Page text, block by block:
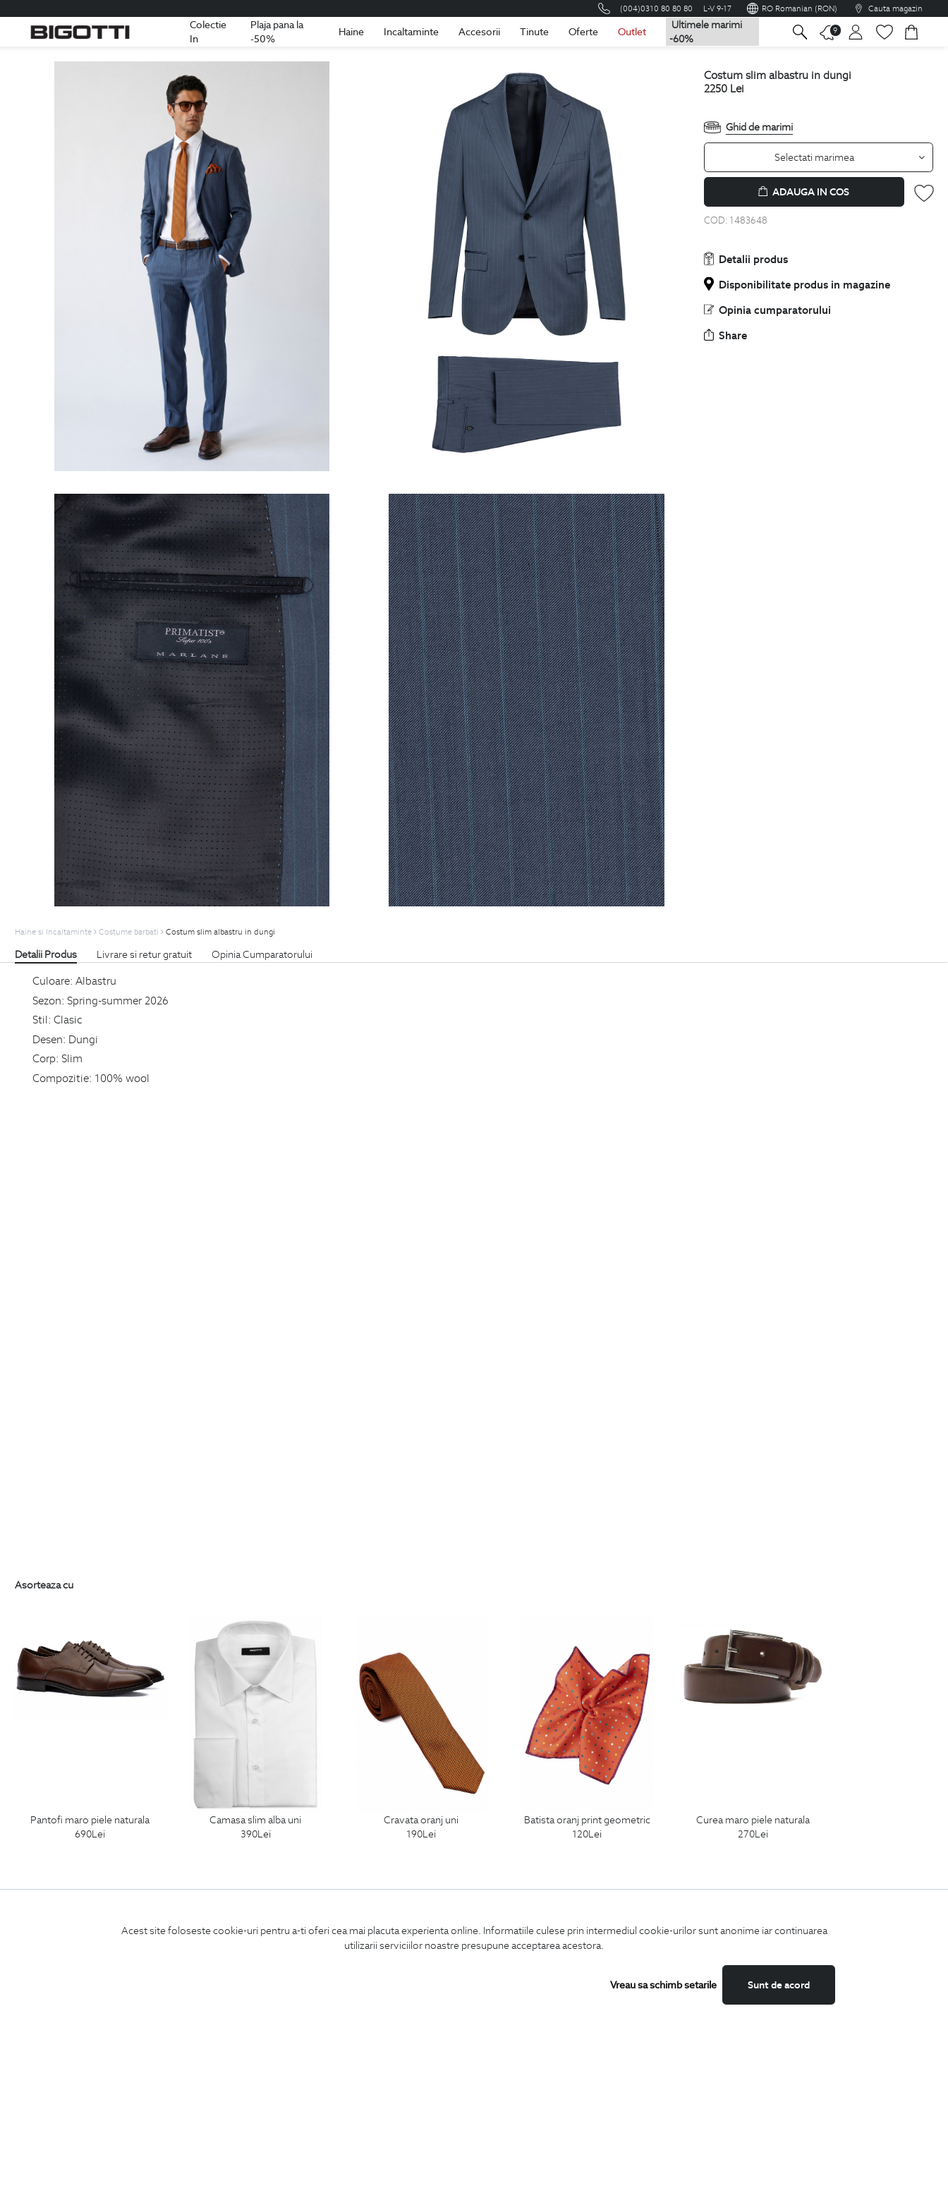
Acest site foloseste cookie-uri pentru a-ti oferi cea mai placuta experienta online. Informatiile culese prin intermediul cookie-urilor sunt anonime iar continuarea
utilizarii serviciilor noastre presupune acceptarea acestora.
Sunt de acord
Vreau sa schimb setarile
(004)0310 80 80 80 L-V 9-17 RO Romanian (RON) Cauta magazin
Colectie
In
Plaja pana la
-50%
Haine Incaltaminte Accesorii Tinute Oferte Outlet
Ultimele marimi
-60%
9
Romania Romana
costum slim albastru in dungi
2250 Lei
Ghid de marimi
Selectati marimea
ADAUGA IN COS
COD: 1483648
Detalii produs
Disponibilitate produs in magazine
Opinia cumparatorului
Share
Haine si Incaltaminte Costume barbati Costum slim albastru in dungi
Detalii Produs Livrare si retur gratuit Opinia Cumparatorului
Culoare: Albastru
Sezon: Spring-summer 2026
Stil: Clasic
Desen: Dungi
Corp: Slim
Compozitie: 100% wool
Asorteaza cu
pantofi maro piele naturala
690Lei
camasa slim alba uni
390Lei
cravata oranj uni
190Lei
batista oranj print geometric
120Lei
curea maro piele naturala
270Lei